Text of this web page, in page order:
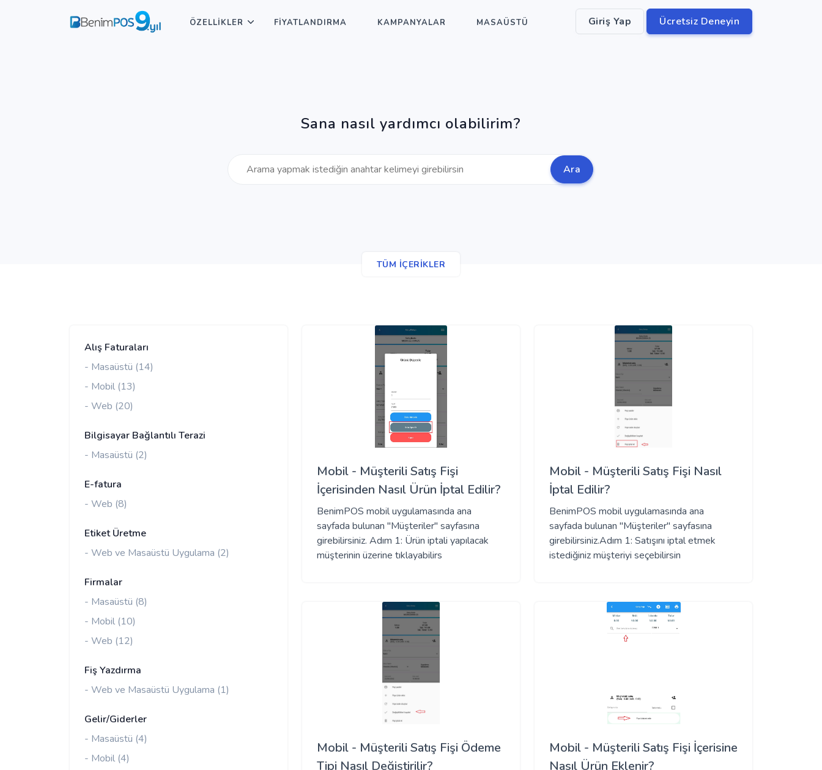
Giriş Yap Ücretsiz Deneyin
ÖZELLİKLER FİYATLANDIRMA KAMPANYALAR MASAÜSTÜ
Sana nasıl yardımcı olabilirim?
Ara
TÜM İÇERİKLER
Alış Faturaları
- Masaüstü (14)
- Mobil (13)
- Web (20)
Bilgisayar Bağlantılı Terazi
- Masaüstü (2)
E-fatura
- Web (8)
Etiket Üretme
- Web ve Masaüstü Uygulama (2)
Firmalar
- Masaüstü (8)
- Mobil (10)
- Web (12)
Fiş Yazdırma
- Web ve Masaüstü Uygulama (1)
Gelir/Giderler
- Masaüstü (4)
- Mobil (4)
Mobil - Müşterili Satış Fişi
İçerisinden Nasıl Ürün İptal Edilir?
BenimPOS mobil uygulamasında ana
sayfada bulunan "Müşteriler" sayfasına
girebilirsiniz. Adım 1: Ürün iptali yapılacak
müşterinin üzerine tıklayabilirs
Mobil - Müşterili Satış Fişi Nasıl
İptal Edilir?
BenimPOS mobil uygulamasında ana
sayfada bulunan "Müşteriler" sayfasına
girebilirsiniz.Adım 1: Satışını iptal etmek
istediğiniz müşteriyi seçebilirsin
Mobil - Müşterili Satış Fişi Ödeme
Tipi Nasıl Değiştirilir?
Mobil - Müşterili Satış Fişi İçerisine
Nasıl Ürün Eklenir?